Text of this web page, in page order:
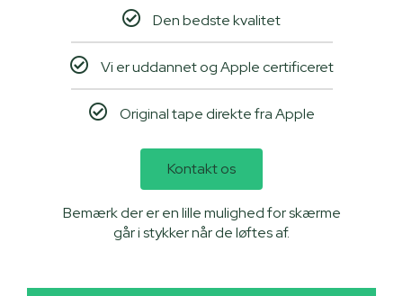
Den bedste kvalitet
Vi er uddannet og Apple certificeret
Original tape direkte fra Apple
Kontakt os
Bemærk der er en lille mulighed for skærme
går i stykker når de løftes af.​